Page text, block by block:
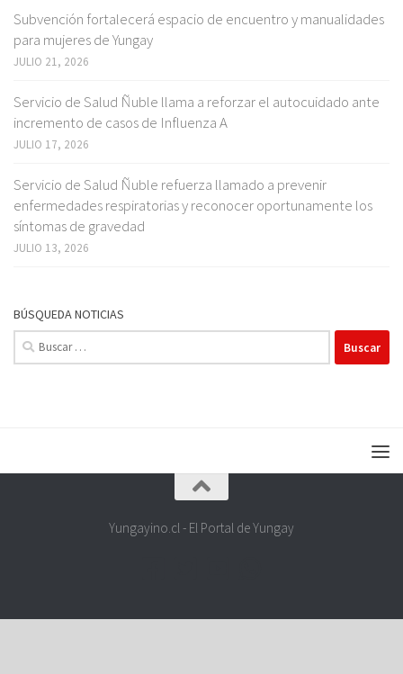
Subvención fortalecerá espacio de encuentro y manualidades
para mujeres de Yungay
JULIO 21, 2026
Servicio de Salud Ñuble llama a reforzar el autocuidado ante
incremento de casos de Influenza A
JULIO 17, 2026
Servicio de Salud Ñuble refuerza llamado a prevenir
enfermedades respiratorias y reconocer oportunamente los
síntomas de gravedad
JULIO 13, 2026
BÚSQUEDA NOTICIAS
Buscar:
Yungayino.cl - El Portal de Yungay